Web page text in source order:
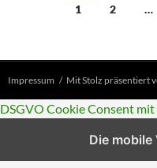
1 2 …
Impressum Mit Stolz präsentiert
DSGVO Cookie Consent
Die mobile